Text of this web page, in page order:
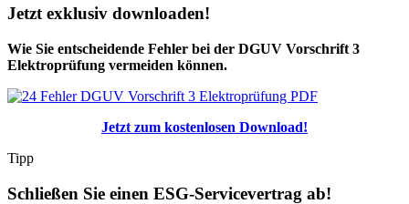
Jetzt exklusiv downloaden!
Wie Sie entscheidende Fehler bei der DGUV Vorschrift 3
Elektroprüfung vermeiden können.
Jetzt zum kostenlosen Download!
Tipp
Schließen Sie einen ESG-Servicevertrag ab!